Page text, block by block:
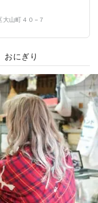
山町４０−７
おにぎり